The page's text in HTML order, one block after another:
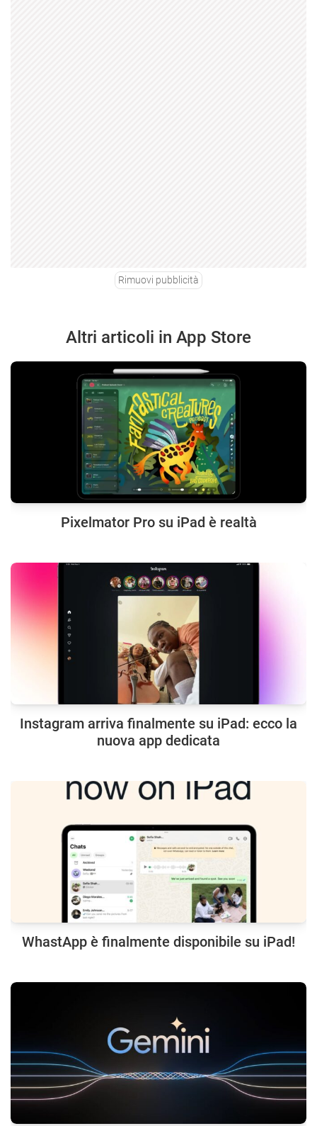
Rimuovi pubblicità
Altri articoli in App Store
Pixelmator Pro su iPad è realtà
Instagram arriva finalmente su iPad: ecco la
nuova app dedicata
WhastApp è finalmente disponibile su iPad!